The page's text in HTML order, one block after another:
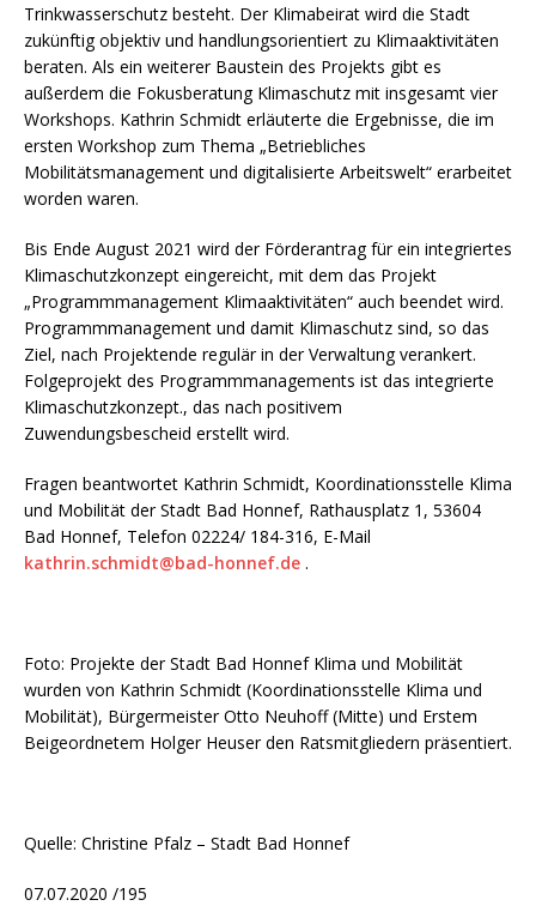
Trinkwasserschutz besteht. Der Klimabeirat wird die Stadt
zukünftig objektiv und handlungsorientiert zu Klimaaktivitäten
beraten. Als ein weiterer Baustein des Projekts gibt es
außerdem die Fokusberatung Klimaschutz mit insgesamt vier
Workshops. Kathrin Schmidt erläuterte die Ergebnisse, die im
ersten Workshop zum Thema „Betriebliches
Mobilitätsmanagement und digitalisierte Arbeitswelt“ erarbeitet
worden waren.
Bis Ende August 2021 wird der Förderantrag für ein integriertes
Klimaschutzkonzept eingereicht, mit dem das Projekt
„Programmmanagement Klimaaktivitäten“ auch beendet wird.
Programmmanagement und damit Klimaschutz sind, so das
Ziel, nach Projektende regulär in der Verwaltung verankert.
Folgeprojekt des Programmmanagements ist das integrierte
Klimaschutzkonzept., das nach positivem
Zuwendungsbescheid erstellt wird.
Fragen beantwortet Kathrin Schmidt, Koordinationsstelle Klima
und Mobilität der Stadt Bad Honnef, Rathausplatz 1, 53604
Bad Honnef, Telefon 02224/ 184-316, E-Mail
kathrin.schmidt@bad-honnef.de .
Foto: Projekte der Stadt Bad Honnef Klima und Mobilität
wurden von Kathrin Schmidt (Koordinationsstelle Klima und
Mobilität), Bürgermeister Otto Neuhoff (Mitte) und Erstem
Beigeordnetem Holger Heuser den Ratsmitgliedern präsentiert.
Quelle: Christine Pfalz – Stadt Bad Honnef
07.07.2020 /195